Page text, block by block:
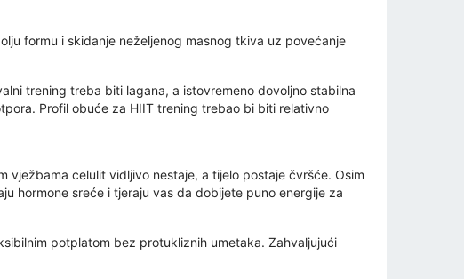
formu i skidanje neželjenog masnog tkiva uz povećanje
trening treba biti lagana, a istovremeno dovoljno stabilna
Profil obuće za HIIT trening trebao bi biti relativno
vježbama celulit vidljivo nestaje, a tijelo postaje čvršće. Osim
hormone sreće i tjeraju vas da dobijete puno energije za
potplatom bez protukliznih umetaka. Zahvaljujući